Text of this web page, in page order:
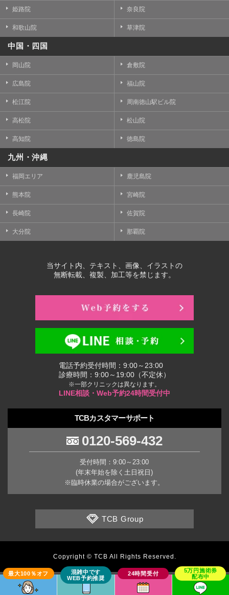
姫路院 奈良院
和歌山院 草津院
中国・四国
岡山院 倉敷院
広島院 福山院
松江院 周南徳山駅ビル院
高松院 松山院
高知院 徳島院
九州・沖縄
福岡エリア 鹿児島院
熊本院 宮崎院
長崎院 佐賀院
大分院 那覇院
当サイト内、テキスト、画像、イラストの
無断転載、複製、加工等を禁じます。
電話予約受付時間：9:00～23:00
診療時間：9:00～19:00（不定休）
※一部クリニックは異なります。
LINE相談・Web予約24時間受付中
TCBカスタマーサポート
0120-569-432
受付時間：9:00～23:00
(年末年始を除く土日祝日)
※臨時休業の場合がございます。
TCB Group
Copyright © TCB All Rights Reserved.